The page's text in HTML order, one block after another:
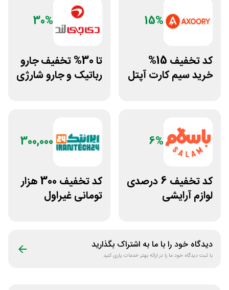
15%
کد تخفیف 15%
خرید سیم کارت آپتل
30%
تا 30% تخفیف جارو
رباتیک و جارو شارژی
6%
کد تخفیف 6 درصدی
لوازم آرایشی
300,000
کد تخفیف 300 هزار
تومانی غیراول
دیدگاه خود را با ما به اشتراک بگذارید
با ثبت دیدگاه خود ما را در ارائه بهتر خدمات یاری کنید